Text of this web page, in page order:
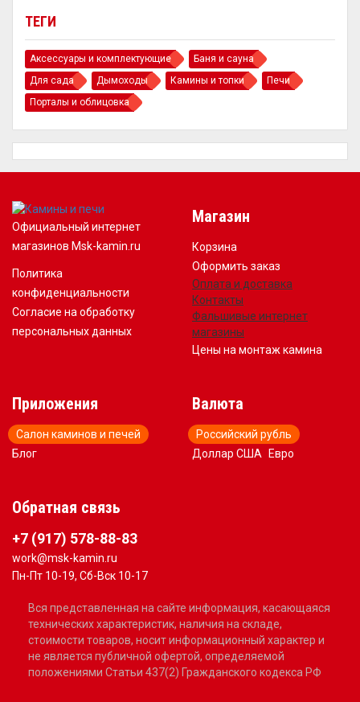
ТЕГИ
Аксессуары и комплектующие
Баня и сауна
Для сада
Дымоходы Камины и топки
Печи
Порталы и облицовка
Официальный интернет
магазинов Msk-kamin.ru
Политика
конфиденциальности
Согласие на обработку
персональных данных
Магазин
Корзина
Оформить заказ
Оплата и доставка
Контакты
Фальшивые интернет
магазины
Цены на монтаж камина
Приложения
Салон каминов и печей
Блог
Валюта
Российский рубль
Доллар США
Евро
Обратная связь
+7 (917) 578-88-83
work@msk-kamin.ru
Пн-Пт 10-19, Сб-Вск 10-17
Вся представленная на сайте информация, касающаяся
технических характеристик, наличия на складе,
стоимости товаров, носит информационный характер и
не является публичной офертой, определяемой
положениями Статьи 437(2) Гражданского кодекса РФ